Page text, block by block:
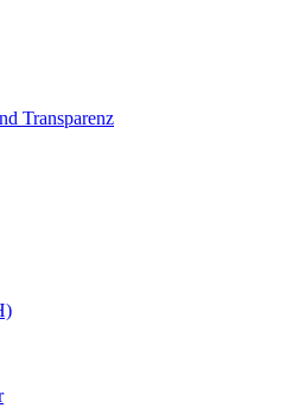
Transparenz